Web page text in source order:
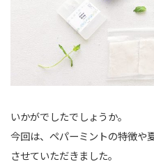
いかがでしたでしょうか。
今回は、ペパーミントの特徴や
させていただきました。